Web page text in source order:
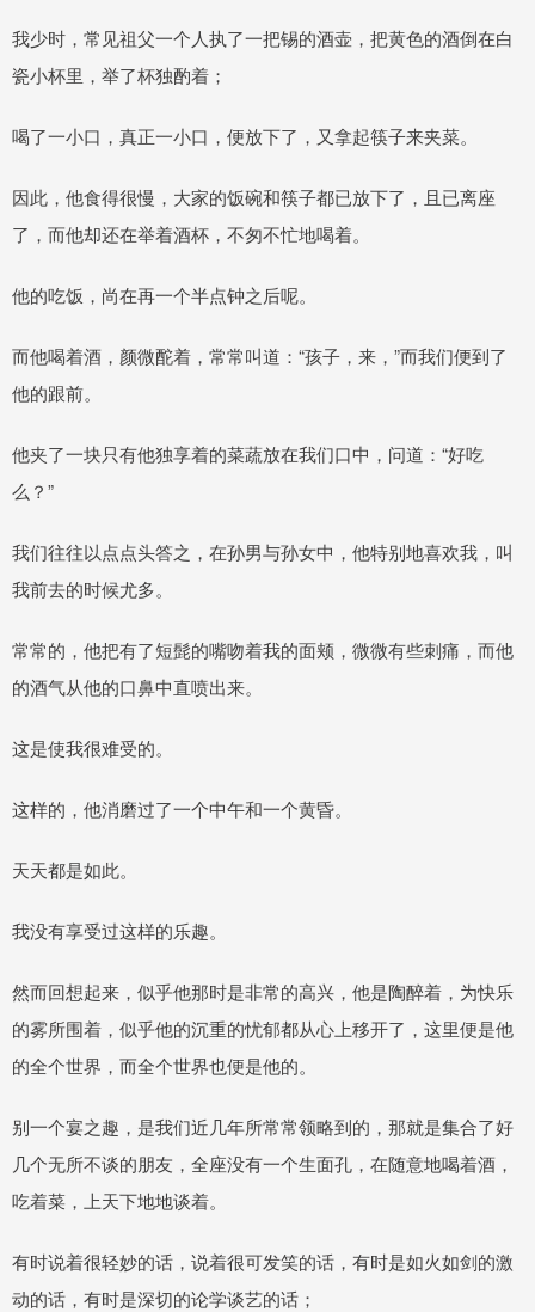
我少时，常见祖父一个人执了一把锡的酒壶，把黄色的酒倒在白
瓷小杯里，举了杯独酌着；
喝了一小口，真正一小口，便放下了，又拿起筷子来夹菜。
因此，他食得很慢，大家的饭碗和筷子都已放下了，且已离座
了，而他却还在举着酒杯，不匆不忙地喝着。
他的吃饭，尚在再一个半点钟之后呢。
而他喝着酒，颜微酡着，常常叫道：“孩子，来，”而我们便到了
他的跟前。
他夹了一块只有他独享着的菜蔬放在我们口中，问道：“好吃
么？”
我们往往以点点头答之，在孙男与孙女中，他特别地喜欢我，叫
我前去的时候尤多。
常常的，他把有了短髭的嘴吻着我的面颊，微微有些刺痛，而他
的酒气从他的口鼻中直喷出来。
这是使我很难受的。
这样的，他消磨过了一个中午和一个黄昏。
天天都是如此。
我没有享受过这样的乐趣。
然而回想起来，似乎他那时是非常的高兴，他是陶醉着，为快乐
的雾所围着，似乎他的沉重的忧郁都从心上移开了，这里便是他
的全个世界，而全个世界也便是他的。
别一个宴之趣，是我们近几年所常常领略到的，那就是集合了好
几个无所不谈的朋友，全座没有一个生面孔，在随意地喝着酒，
吃着菜，上天下地地谈着。
有时说着很轻妙的话，说着很可发笑的话，有时是如火如剑的激
动的话，有时是深切的论学谈艺的话；